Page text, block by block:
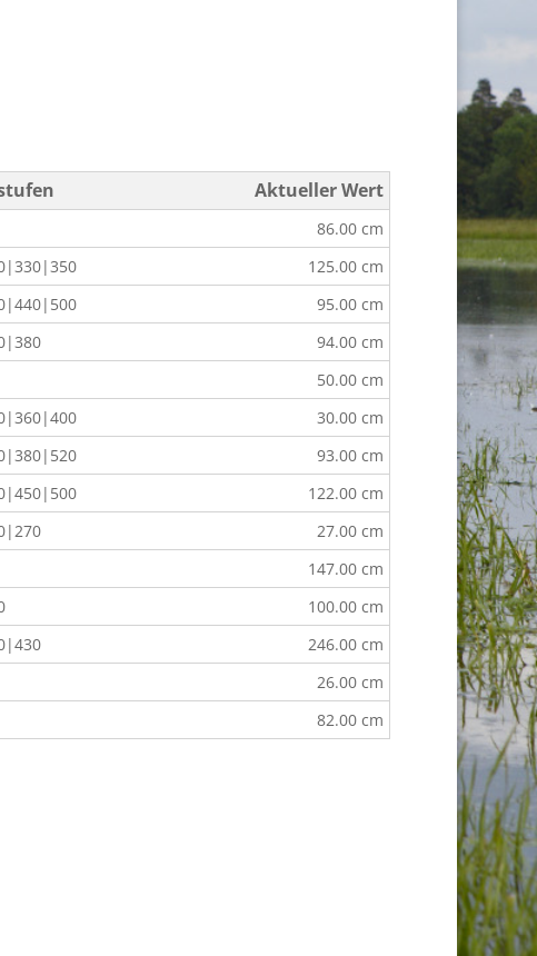
Aktueller Wert
86.00 cm
125.00 cm
95.00 cm
94.00 cm
50.00 cm
30.00 cm
93.00 cm
122.00 cm
27.00 cm
147.00 cm
100.00 cm
246.00 cm
26.00 cm
82.00 cm